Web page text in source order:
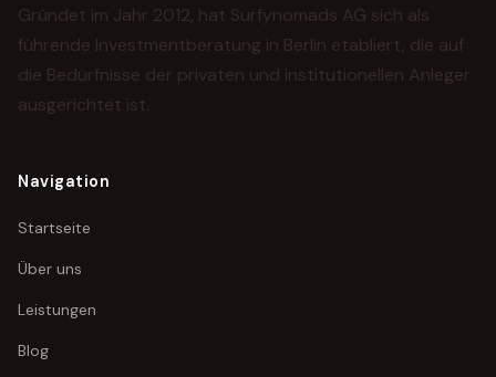
Gründet im Jahr 2012, hat Surfynomads AG sich als
führende Investmentberatung in Berlin etabliert, die auf
die Bedürfnisse der privaten und institutionellen Anleger
ausgerichtet ist.
Navigation
Startseite
Über uns
Leistungen
Blog